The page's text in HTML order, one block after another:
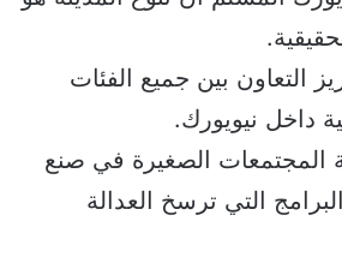
التعاون بين جميع الفئات
داخل نيويورك.
الصغيرة في صنع
التي ترسخ العدالة